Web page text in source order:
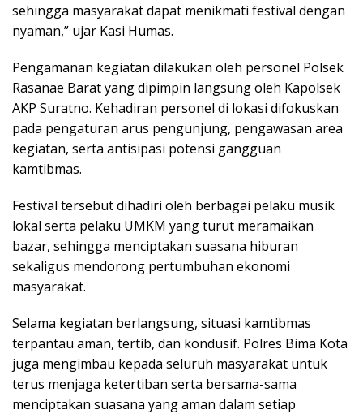
sehingga masyarakat dapat menikmati festival dengan
nyaman,” ujar Kasi Humas.
Pengamanan kegiatan dilakukan oleh personel Polsek
Rasanae Barat yang dipimpin langsung oleh Kapolsek
AKP Suratno. Kehadiran personel di lokasi difokuskan
pada pengaturan arus pengunjung, pengawasan area
kegiatan, serta antisipasi potensi gangguan
kamtibmas.
Festival tersebut dihadiri oleh berbagai pelaku musik
lokal serta pelaku UMKM yang turut meramaikan
bazar, sehingga menciptakan suasana hiburan
sekaligus mendorong pertumbuhan ekonomi
masyarakat.
Selama kegiatan berlangsung, situasi kamtibmas
terpantau aman, tertib, dan kondusif. Polres Bima Kota
juga mengimbau kepada seluruh masyarakat untuk
terus menjaga ketertiban serta bersama-sama
menciptakan suasana yang aman dalam setiap